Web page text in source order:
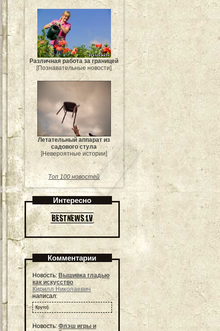
Различная работа за границей
[Познавательные новости]
Летательный аппарат из
садового стула
[Невероятные истории]
Топ 100 новостей
Интересно
Комментарии
Новость: Вышивка гладью
как искусство
Кирилл Николаевич
написал:
Круто)
Новость: Флэш игры и